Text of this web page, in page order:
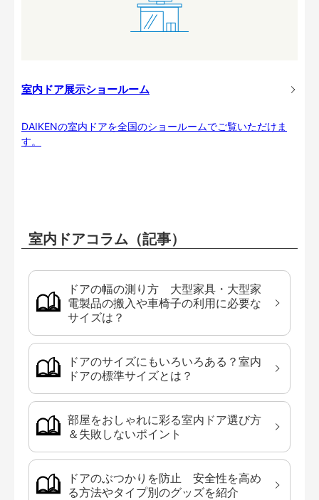
室内ドア展示ショールーム
DAIKENの室内ドアを全国のショールームでご覧いただけま
す。
室内ドアコラム（記事）
ドアの幅の測り方 大型家具・大型家
電製品の搬入や車椅子の利用に必要な
サイズは？
ドアのサイズにもいろいろある？室内
ドアの標準サイズとは？
部屋をおしゃれに彩る室内ドア選び方
＆失敗しないポイント
ドアのぶつかりを防止 安全性を高め
る方法やタイプ別のグッズを紹介